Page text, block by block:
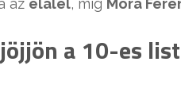
az elalél, míg Móra
a 10-es